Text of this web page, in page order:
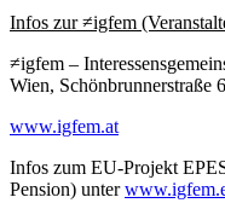
Infos zur ≠igfem
≠igfem –
Wien, Schönbrunnerstraße
www.igfem.at
Infos zum EU-Projekt
Pension) unter